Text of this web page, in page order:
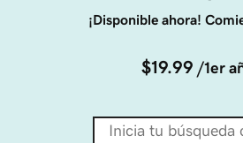
¡Disponible ahora!
$19.99 /1er